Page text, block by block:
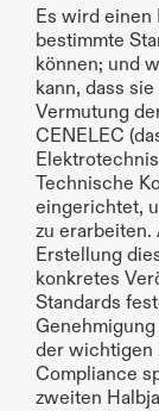
Es wird
bestimmte
können; und
kann, dass
Vermutung
CENELEC
Technische
eingerichtet,
zu erarbeiten.
Erstellung
konkretes
Standards
der wichtigen
Compliance
zweiten